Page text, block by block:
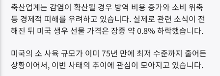
축산업계는 감염이 확산될 경우 방역 비용 증가와 소비 위축
등 경제적 피해를 우려하고 있습니다. 실제로 관련 소식이 전
해진 뒤 미국 생우 선물 가격은 장중 약 0.8% 하락했습니다.
미국의 소 사육 규모가 이미 75년 만에 최저 수준까지 줄어든
상황이어서, 이번 사태의 추이에 관심이 모아지고 있습니다.